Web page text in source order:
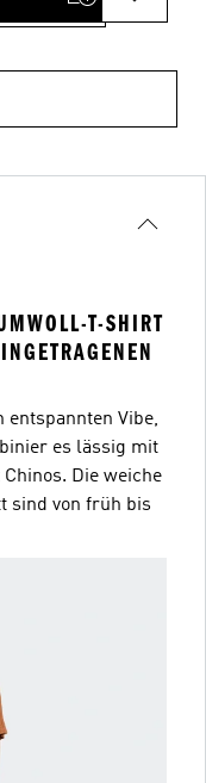
T-SHIRT
entspannten Vibe,
es lässig mit
Die weiche
sind von früh bis